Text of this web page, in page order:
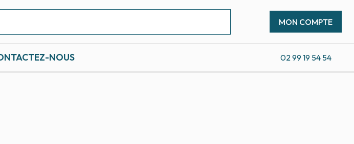
NOUS
MON COMPTE
02 99 19 54 54